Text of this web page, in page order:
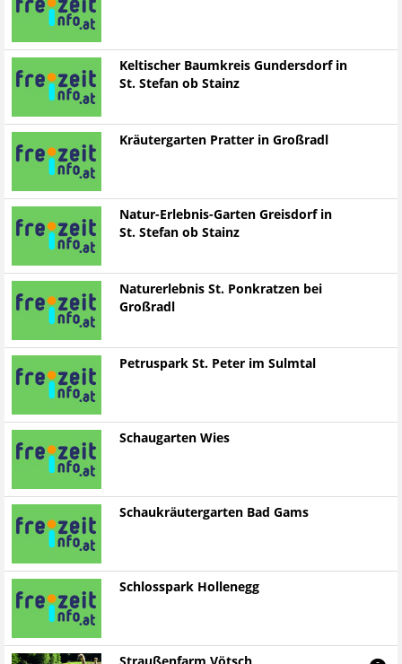
Keltischer Baumkreis Gundersdorf in
St. Stefan ob Stainz
Kräutergarten Pratter in Großradl
Natur-Erlebnis-Garten Greisdorf in
St. Stefan ob Stainz
Naturerlebnis St. Ponkratzen bei
Großradl
Petruspark St. Peter im Sulmtal
Schaugarten Wies
Schaukräutergarten Bad Gams
Schlosspark Hollenegg